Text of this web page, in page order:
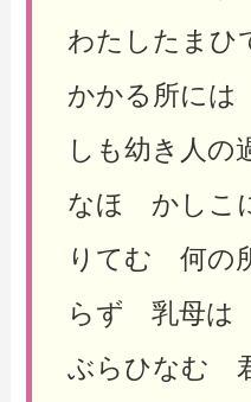
わたしたまひ
かかる所に
しも幼き人
なほ かしこ
りてむ 何の
らず 乳母は
ぶらひなむ